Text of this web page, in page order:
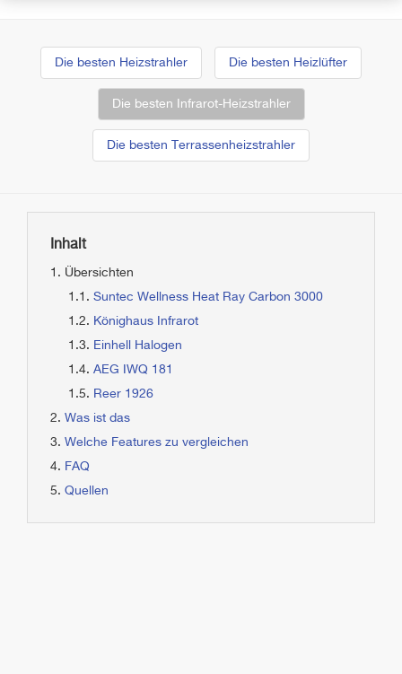
Die besten Heizstrahler Die besten Heizlüfter
Die besten Infrarot-Heizstrahler
Die besten Terrassenheizstrahler
Inhalt
Übersichten
Suntec Wellness Heat Ray Carbon 3000
Könighaus Infrarot
Einhell Halogen
AEG IWQ 181
Reer 1926
Was ist das
Welche Features zu vergleichen
FAQ
Quellen